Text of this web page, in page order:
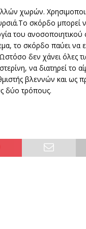
χωρών.
σκόρδο μπορεί
του
το σκόρδο παύει να
δεν χάνει όλες
να διατηρεί το
βλεννών και ως
δύο τρόπους.